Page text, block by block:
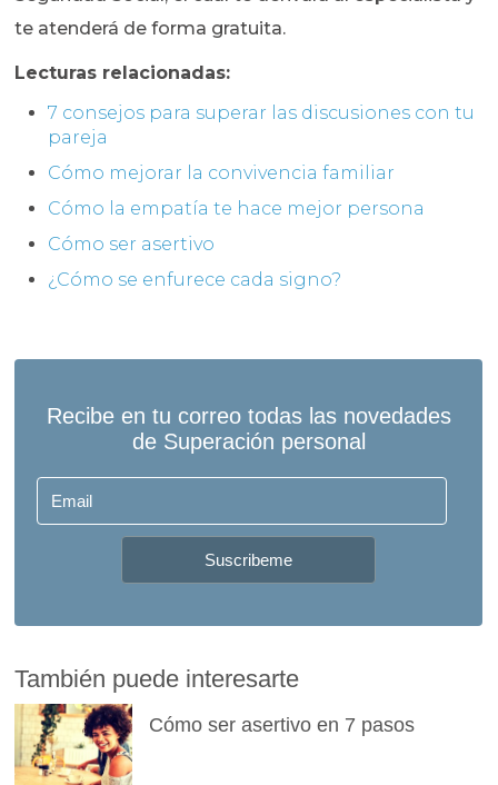
te atenderá de forma gratuita.
Lecturas relacionadas:
7 consejos para superar las discusiones con tu
pareja
Cómo mejorar la convivencia familiar
Cómo la empatía te hace mejor persona
Cómo ser asertivo
¿Cómo se enfurece cada signo?
También puede interesarte
Cómo ser asertivo en 7 pasos